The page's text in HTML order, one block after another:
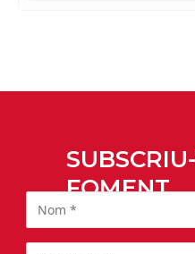
FOMENT